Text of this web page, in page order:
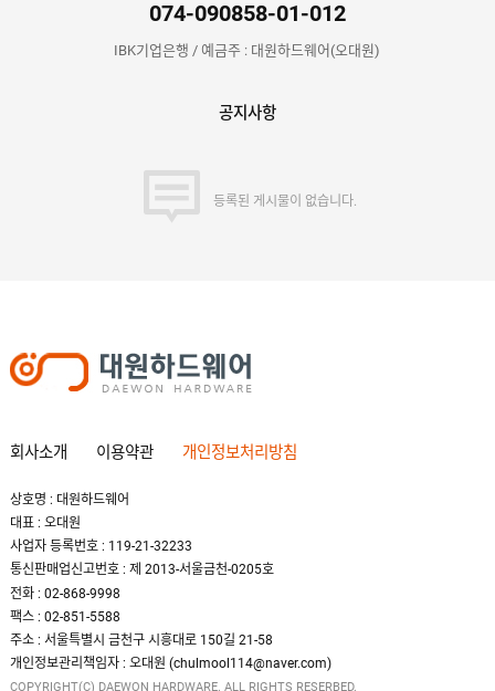
074-090858-01-012
IBK기업은행 / 예금주 : 대원하드웨어(오대원)
공지사항
등록된 게시물이 없습니다.
회사소개 이용약관 개인정보처리방침
상호명 : 대원하드웨어
대표 : 오대원
사업자 등록번호 : 119-21-32233
통신판매업신고번호 : 제 2013-서울금천-0205호
전화 : 02-868-9998
팩스 : 02-851-5588
주소 : 서울특별시 금천구 시흥대로 150길 21-58
개인정보관리책임자 : 오대원 (chulmool114@naver.com)
COPYRIGHT(C) DAEWON HARDWARE. ALL RIGHTS RESERBED.